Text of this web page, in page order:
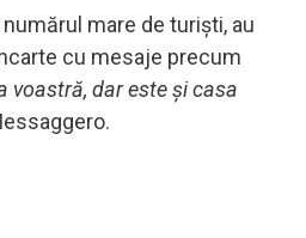
mare de turiști, au
cu mesaje precum
voastră, dar este și casa